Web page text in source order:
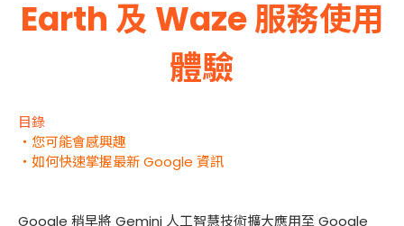
Earth 及 Waze 服務使用
體驗
目錄
・您可能會感興趣
・如何快速掌握最新 Google 資訊
Google 稍早將 Gemini 人工智慧技術擴大應用至 Google